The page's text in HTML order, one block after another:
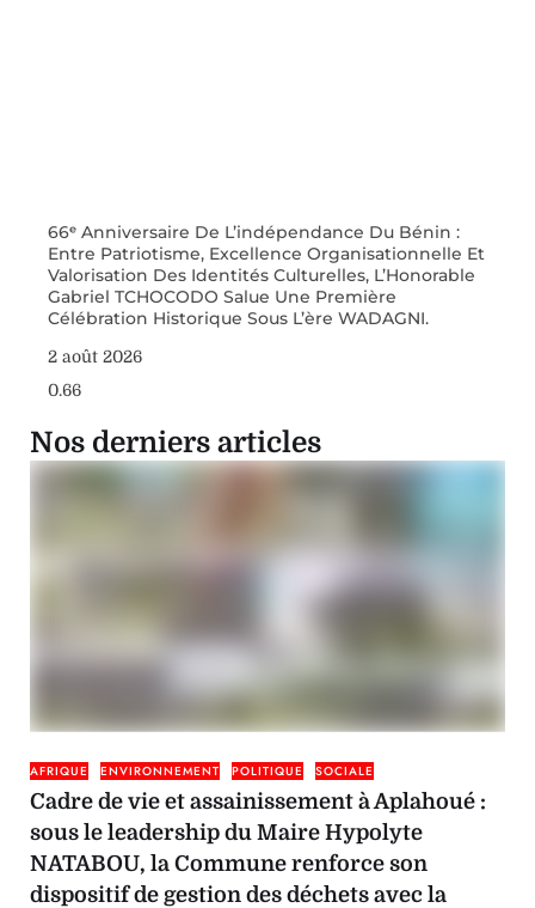
66ᵉ Anniversaire De L’indépendance Du Bénin :
Entre Patriotisme, Excellence Organisationnelle Et
Valorisation Des Identités Culturelles, L’Honorable
Gabriel TCHOCODO Salue Une Première
Célébration Historique Sous L’ère WADAGNI.
2 août 2026
Nos derniers articles
AFRIQUE ENVIRONNEMENT POLITIQUE SOCIALE
Cadre de vie et assainissement à Aplahoué :
sous le leadership du Maire Hypolyte
NATABOU, la Commune renforce son
dispositif de gestion des déchets avec la